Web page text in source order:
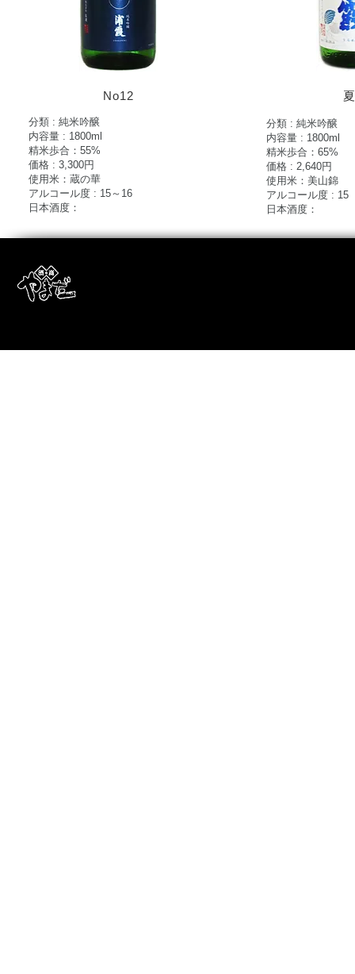
No12
分類 : 純米吟醸
内容量 : 1800ml
​精米歩合：55%
価格 : 3,300円
使用米：蔵の華
アルコール度 : 15～16
日本酒度：
分類 : 純米吟醸
内容量 : 1800ml
​精米歩合：65%
価格 : 2,640円
使用米：美山錦
アルコール度 : 15
日本酒度：